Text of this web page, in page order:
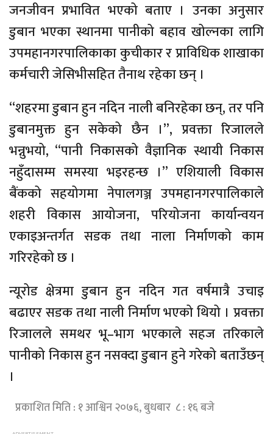
जनजीवन प्रभावित भएको बताए । उनका अनुसार
डुबान भएका स्थानमा पानीको बहाव खोल्नका लागि
उपमहानगरपालिकाका कुचीकार र प्राविधिक शाखाका
कर्मचारी जेसिभीसहित तैनाथ रहेका छन् ।
“शहरमा डुबान हुन नदिन नाली बनिरहेका छन्, तर पनि
डुबानमुक्त हुन सकेको छैन ।”, प्रवक्ता रिजालले
भन्नुभयो, “पानी निकासको वैज्ञानिक स्थायी निकास
नहुँदासम्म समस्या भइरहन्छ ।” एशियाली विकास
बैंकको सहयोगमा नेपालगञ्ज उपमहानगरपालिकाले
शहरी विकास आयोजना, परियोजना कार्यान्वयन
एकाइअन्तर्गत सडक तथा नाला निर्माणको काम
गरिरहेको छ ।
न्यूरोड क्षेत्रमा डुबान हुन नदिन गत वर्षमात्रै उचाइ
बढाएर सडक तथा नाली निर्माण भएको थियो । प्रवक्ता
रिजालले समथर भू–भाग भएकाले सहज तरिकाले
पानीको निकास हुन नसक्दा डुबान हुने गरेको बताउँछन्
।
प्रकाशित मिति : १ आश्विन २०७६, बुधबार ८ : १६ बजे